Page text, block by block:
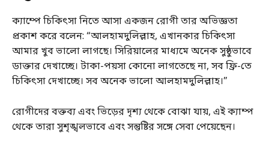
ক্যাম্পে চিকিৎসা নিতে আসা একজন রোগী তার অভিজ্ঞতা
প্রকাশ করে বলেন: “আলহামদুলিল্লাহ, এখানকার চিকিৎসা
আমার খুব ভালো লাগছে। সিরিয়ালের মাধ্যমে অনেক সুষ্ঠুভাবে
ডাক্তার দেখাচ্ছে। টাকা-পয়সা কোনো লাগতেছে না, সব ফ্রি-তে
চিকিৎসা দেখাচ্ছে। সব অনেক ভালো আলহামদুলিল্লাহ।”
রোগীদের বক্তব্য এবং ভিড়ের দৃশ্য থেকে বোঝা যায়, এই ক্যাম্প
থেকে তারা সুশৃঙ্খলভাবে এবং সন্তুষ্টির সঙ্গে সেবা পেয়েছেন।